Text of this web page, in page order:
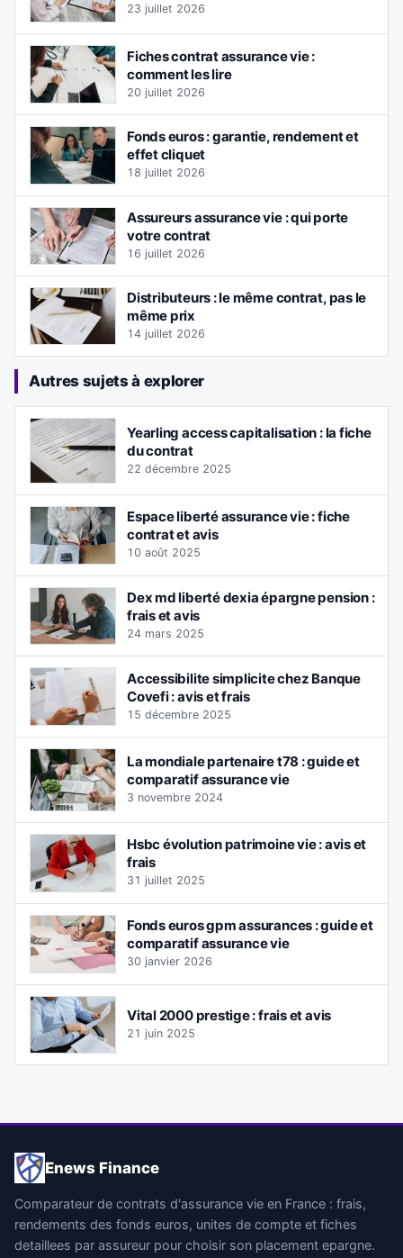
23 juillet 2026
Fiches contrat assurance vie :
comment les lire
20 juillet 2026
Fonds euros : garantie, rendement et
effet cliquet
18 juillet 2026
Assureurs assurance vie : qui porte
votre contrat
16 juillet 2026
Distributeurs : le même contrat, pas le
même prix
14 juillet 2026
Autres sujets à explorer
Yearling access capitalisation : la fiche
du contrat
22 décembre 2025
Espace liberté assurance vie : fiche
contrat et avis
10 août 2025
Dex md liberté dexia épargne pension :
frais et avis
24 mars 2025
Accessibilite simplicite chez Banque
Covefi : avis et frais
15 décembre 2025
La mondiale partenaire t78 : guide et
comparatif assurance vie
3 novembre 2024
Hsbc évolution patrimoine vie : avis et
frais
31 juillet 2025
Fonds euros gpm assurances : guide et
comparatif assurance vie
30 janvier 2026
Vital 2000 prestige : frais et avis
21 juin 2025
Enews Finance
Comparateur de contrats d'assurance vie en France : frais,
rendements des fonds euros, unites de compte et fiches
detaillees par assureur pour choisir son placement epargne.